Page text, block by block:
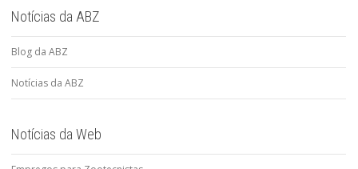
Notícias da ABZ
Blog da ABZ
Notícias da ABZ
Notícias da Web